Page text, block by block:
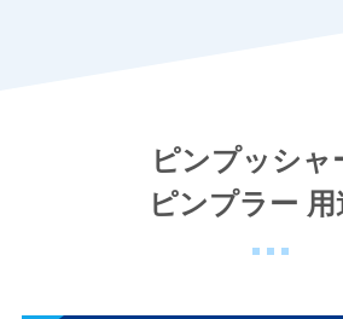
ピンプッシャ
ピンプラー 用